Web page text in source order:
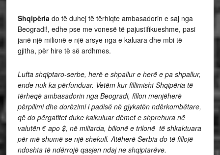
Shqipëria do të duhej të tërhiqte ambasadorin e saj nga
Beogradi!, edhe pse me vonesë të pajustifikueshme, pasi
janë një milionë e një arsye nga e kaluara dhe mbi të
gjitha, për hire të së ardhmes.
Lufta shqiptaro-serbe, herë e shpallur e herë e pa shpallur,
ende nuk ka përfunduar. Vetëm kur fillimisht Shqipëria të
tërheqë ambasadorin nga Beogradi, fillon menjëherë
përpilimi dhe dorëzimi i padisë në gjykatën ndërkombëtare,
që do përgatitet duke kalkuluar dëmet e shprehura në
valutën € apo $, në miliarda, bilionë e trilonë të shkaktuara
për më shumë se një shekull. Atëherë Serbia do të fillojë
ndoshta të ndërrojë qasjen ndaj ne shqiptarëve.